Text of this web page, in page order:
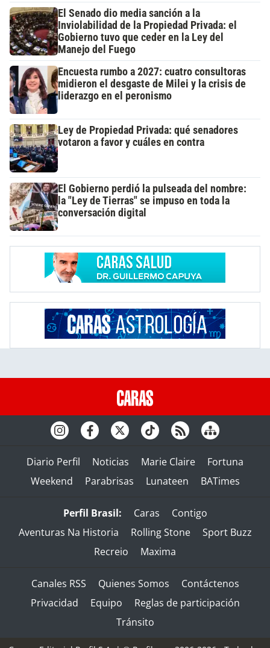
El Senado dio media sanción a la
Inviolabilidad de la Propiedad Privada: el
Gobierno tuvo que ceder en la Ley del
Manejo del Fuego
Encuesta rumbo a 2027: cuatro consultoras
midieron el desgaste de Milei y la crisis de
liderazgo en el peronismo
Ley de Propiedad Privada: qué senadores
votaron a favor y cuáles en contra
El Gobierno perdió la pulseada del nombre:
la "Ley de Tierras" se impuso en toda la
conversación digital
Diario Perfil Noticias Marie Claire
Fortuna
Weekend
Parabrisas Lunateen BATimes
Perfil Brasil: Caras
Contigo
Aventuras Na Historia
Rolling Stone
Sport Buzz
Recreio
Maxima
Canales RSS Quienes Somos
Contáctenos
Privacidad
Equipo
Reglas de participación
Tránsito